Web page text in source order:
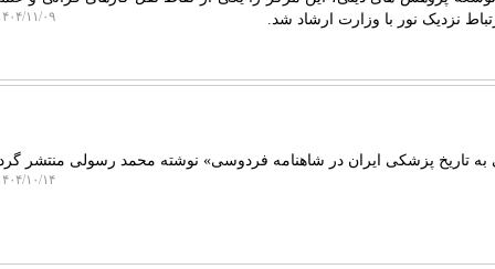
نزدیک نور با وزارت ارشاد شد.
۱۴۰۴/۱۱/۰۹
به تاریخ پزشکی ایران در شاهنامه فردوسی» نوشته محمد رسولی منتشر
۱۴۰۴/۱۰/۱۴